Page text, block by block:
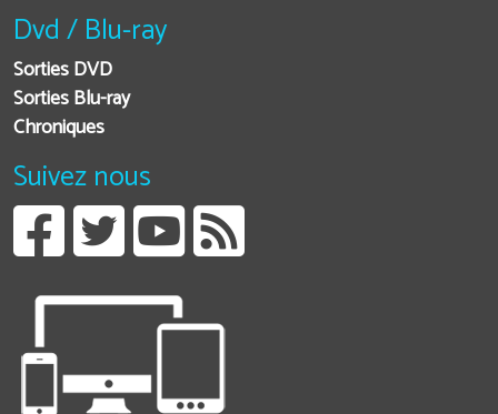
Dvd / Blu-ray
Sorties DVD
Sorties Blu-ray
Chroniques
Suivez nous